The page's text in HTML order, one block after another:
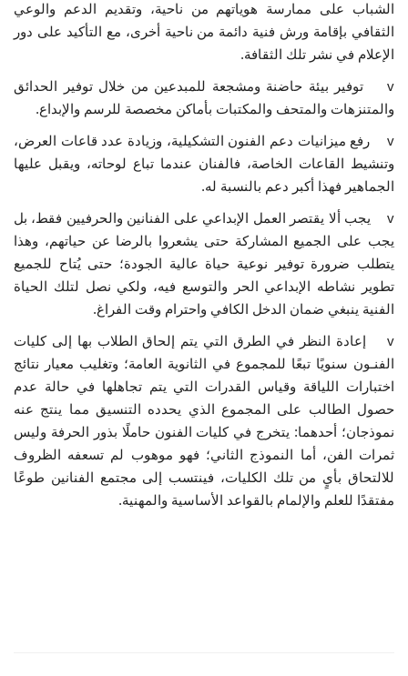
الشباب على ممارسة هوياتهم من ناحية، وتقديم الدعم والوعي
الثقافي بإقامة ورش فنية دائمة من ناحية أخرى، مع التأكيد على دور
الإعلام في نشر تلك الثقافة.
v توفير بيئة حاضنة ومشجعة للمبدعين من خلال توفير الحدائق
والمتنزهات والمتحف والمكتبات بأماكن مخصصة للرسم والإبداع.
v رفع ميزانيات دعم الفنون التشكيلية، وزيادة عدد قاعات العرض،
وتنشيط القاعات الخاصة، فالفنان عندما تباع لوحاته، ويقبل عليها
الجماهير فهذا أكبر دعم بالنسبة له.
v يجب ألا يقتصر العمل الإبداعي على الفنانين والحرفيين فقط، بل
يجب على الجميع المشاركة حتى يشعروا بالرضا عن حياتهم، وهذا
يتطلب ضرورة توفير نوعية حياة عالية الجودة؛ حتى يُتاح للجميع
تطوير نشاطه الإبداعي الحر والتوسع فيه، ولكي نصل لتلك الحياة
الفنية ينبغي ضمان الدخل الكافي واحترام وقت الفراغ.
v إعادة النظر في الطرق التي يتم إلحاق الطلاب بها إلى كليات
الفنـون سنويًا تبعًا للمجموع في الثانوية العامة؛ وتغليب معيار نتائج
اختبارات اللياقة وقياس القدرات التي يتم تجاهلها في حالة عدم
حصول الطالب على المجموع الذي يحدده التنسيق مما ينتج عنه
نموذجان؛ أحدهما: يتخرج في كليات الفنون حاملًا بذور الحرفة وليس
ثمرات الفن، أما النموذج الثاني؛ فهو موهوب لم تسعفه الظروف
للالتحاق بأيٍ من تلك الكليات، فينتسب إلى مجتمع الفنانين طوعًا
مفتقدًا للعلم والإلمام بالقواعد الأساسية والمهنية.